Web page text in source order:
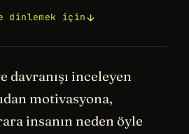
dinlemek için
davranışı inceleyen
motivasyona,
insanın neden öyle